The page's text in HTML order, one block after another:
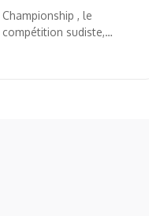
, le
compétition sudiste,
bien changer la